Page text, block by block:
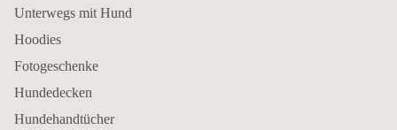
Unterwegs mit Hund
Hoodies
Fotogeschenke
Hundedecken
Hundehandtücher